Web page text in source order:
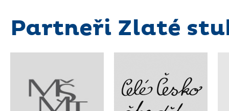
Partneři Zlaté